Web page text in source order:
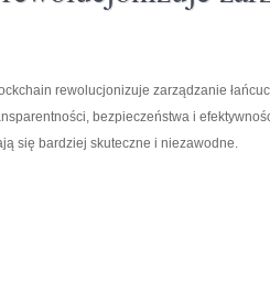
rewolucjonizuje zarządzanie
bezpieczeństwa i
się bardziej skuteczne i niezawodne.